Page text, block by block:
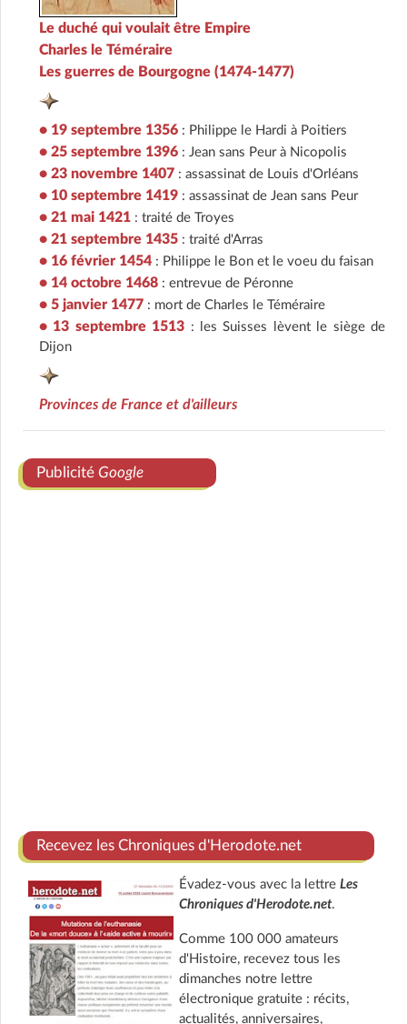
Le duché qui voulait être Empire
Charles le Téméraire
Les guerres de Bourgogne (1474-1477)
• 19 septembre 1356 : Philippe le Hardi à Poitiers
• 25 septembre 1396 : Jean sans Peur à Nicopolis
• 23 novembre 1407 : assassinat de Louis d'Orléans
• 10 septembre 1419 : assassinat de Jean sans Peur
• 21 mai 1421 : traité de Troyes
• 21 septembre 1435 : traité d'Arras
• 16 février 1454 : Philippe le Bon et le voeu du faisan
• 14 octobre 1468 : entrevue de Péronne
• 5 janvier 1477 : mort de Charles le Téméraire
• 13 septembre 1513 : les Suisses lèvent le siège de
Dijon
Provinces de France et d'ailleurs
Publicité Google
Recevez les Chroniques d'Herodote.net
Évadez-vous avec la lettre Les
Chroniques d'Herodote.net.
Comme 100 000 amateurs
d'Histoire, recevez tous les
dimanches notre lettre
électronique gratuite : récits,
actualités, anniversaires,